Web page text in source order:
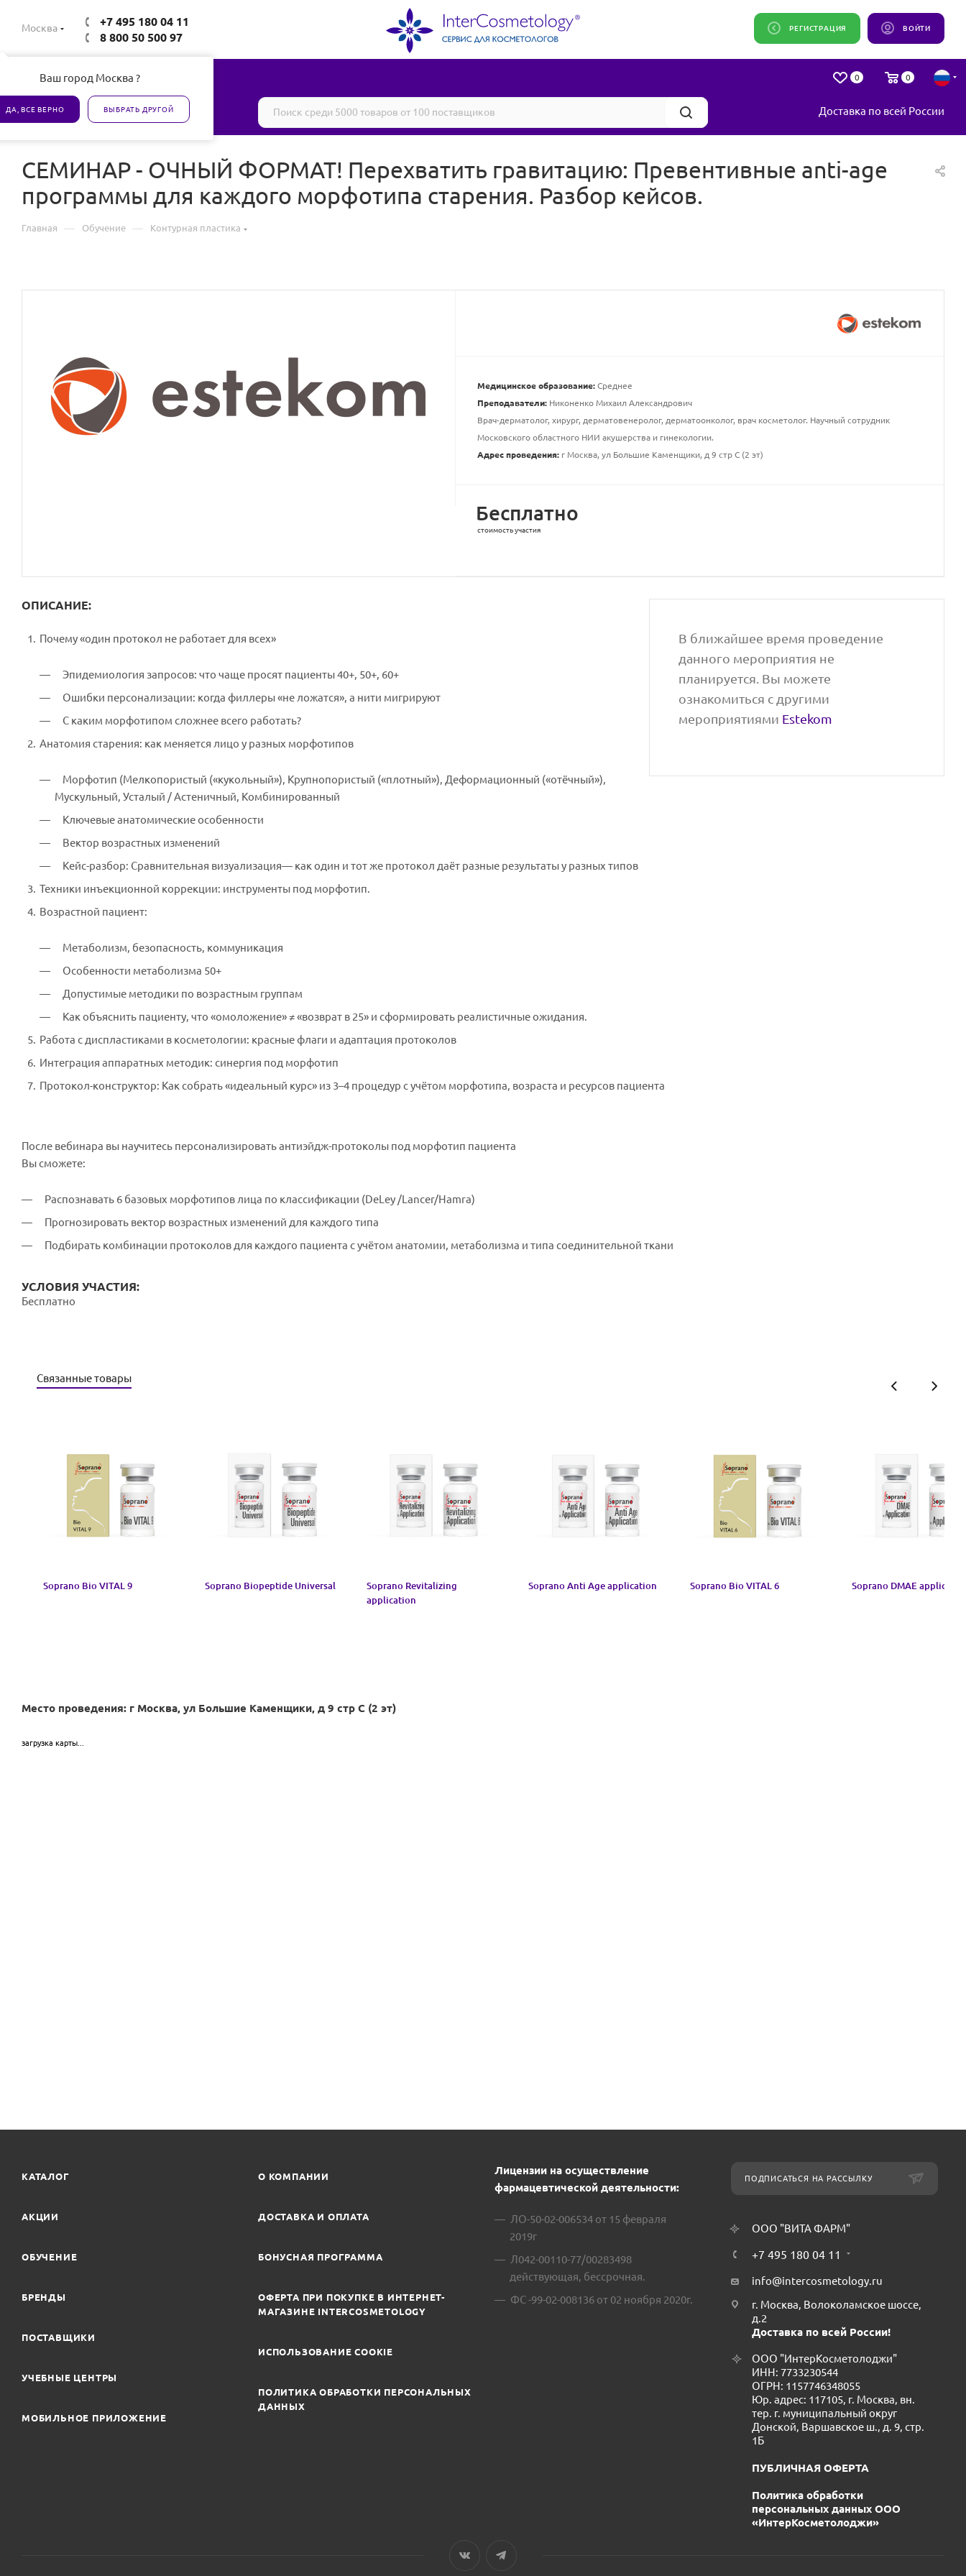
Москва
Ваш город Москва ?
ДА, ВСЕ ВЕРНО ВЫБРАТЬ ДРУГОЙ
+7 495 180 04 11
8 800 50 500 97
ВОЙТИ
РЕГИСТРАЦИЯ
0 0
Все товары сертифицированы Доставка по всей России
СЕМИНАР - ОЧНЫЙ ФОРМАТ! Перехватить гравитацию: Превентивные anti-age
программы для каждого морфотипа старения. Разбор кейсов.
Главная — Обучение — Контурная пластика
Медицинское образование:Среднее
Преподаватели:Никоненко Михаил Александрович
Врач-дерматолог, хирург, дерматовенеролог, дерматоонколог, врач косметолог. Научный сотрудник
Московского областного НИИ акушерства и гинекологии.
Адрес проведения:г Москва, ул Большие Каменщики, д 9 стр С (2 эт)
Бесплатно
стоимость участия
В ближайшее время проведение
данного мероприятия не
планируется. Вы можете
ознакомиться с другими
мероприятиями Estekom
ОПИСАНИЕ:
Почему «один протокол не работает для всех»
Эпидемиология запросов: что чаще просят пациенты 40+, 50+, 60+
Ошибки персонализации: когда филлеры «не ложатся», а нити мигрируют
С каким морфотипом сложнее всего работать?
Анатомия старения: как меняется лицо у разных морфотипов
Морфотип (Мелкопористый («кукольный»), Крупнопористый («плотный»), Деформационный («отёчный»),
Мускульный, Усталый / Астеничный, Комбинированный
Ключевые анатомические особенности
Вектор возрастных изменений
Кейс-разбор: Сравнительная визуализация— как один и тот же протокол даёт разные результаты у разных типов
Техники инъекционной коррекции: инструменты под морфотип.
Возрастной пациент:
Метаболизм, безопасность, коммуникация
Особенности метаболизма 50+
Допустимые методики по возрастным группам
Как объяснить пациенту, что «омоложение» ≠ «возврат в 25» и сформировать реалистичные ожидания.
Работа с диспластиками в косметологии: красные флаги и адаптация протоколов
Интеграция аппаратных методик: синергия под морфотип
Протокол-конструктор: Как собрать «идеальный курс» из 3–4 процедур с учётом морфотипа, возраста и ресурсов пациента
После вебинара вы научитесь персонализировать антиэйдж-протоколы под морфотип пациента
Вы сможете:
Распознавать 6 базовых морфотипов лица по классификации (DeLey /Lancer/Hamra)
Прогнозировать вектор возрастных изменений для каждого типа
Подбирать комбинации протоколов для каждого пациента с учётом анатомии, метаболизма и типа соединительной ткани
УСЛОВИЯ УЧАСТИЯ:
Бесплатно
Связанные товары
Soprano Bio VITAL 9 Soprano Biopeptide Universal
Soprano Revitalizing
application
Soprano Anti Age application Soprano Bio VITAL 6 Soprano DMAE
Место проведения: г Москва, ул Большие Каменщики, д 9 стр С (2 эт)
загрузка карты...
КАТАЛОГ
АКЦИИ
ОБУЧЕНИЕ
БРЕНДЫ
ПОСТАВЩИКИ
УЧЕБНЫЕ ЦЕНТРЫ
МОБИЛЬНОЕ ПРИЛОЖЕНИЕ
О КОМПАНИИ
ДОСТАВКА И ОПЛАТА
БОНУСНАЯ ПРОГРАММА
ОФЕРТА ПРИ ПОКУПКЕ В ИНТЕРНЕТ-
МАГАЗИНЕ INTERCOSMETOLOGY
ИСПОЛЬЗОВАНИЕ COOKIE
ПОЛИТИКА ОБРАБОТКИ ПЕРСОНАЛЬНЫХ
ДАННЫХ
Лицензии на осуществление
фармацевтической деятельности:
ЛО-50-02-006534 от 15 февраля
2019г
Л042-00110-77/00283498
действующая, бессрочная.
ФС -99-02-008136 от 02 ноября 2020г.
ПОДПИСАТЬСЯ НА РАССЫЛКУ
ООО "ВИТА ФАРМ"
+7 495 180 04 11
info@intercosmetology.ru
г. Москва, Волоколамское шоссе,
д.2
Доставка по всей России!
ООО "ИнтерКосметолоджи"
ИНН: 7733230544
ОГРН: 1157746348055
Юр. адрес: 117105, г. Москва, вн.
тер. г. муниципальный округ
Донской, Варшавское ш., д. 9, стр.
1Б
ПУБЛИЧНАЯ ОФЕРТА
Политика обработки
персональных данных ООО
«ИнтерКосметолоджи»